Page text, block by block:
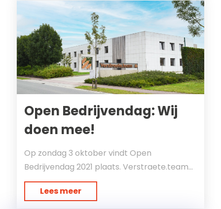
Open Bedrijvendag: Wij
doen mee!
Op zondag 3 oktober vindt Open
Bedrijvendag 2021 plaats. Verstraete.team...
Lees meer